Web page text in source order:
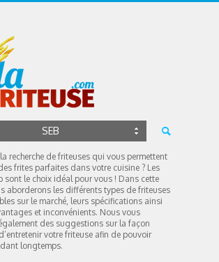
SEB
recherche de friteuses qui vous permettent
frites parfaites dans votre cuisine ? Les
sont le choix idéal pour vous ! Dans cette
aborderons les différents types de friteuses
sur le marché, leurs spécifications ainsi
et inconvénients. Nous vous
des suggestions sur la façon
votre friteuse afin de pouvoir
longtemps.